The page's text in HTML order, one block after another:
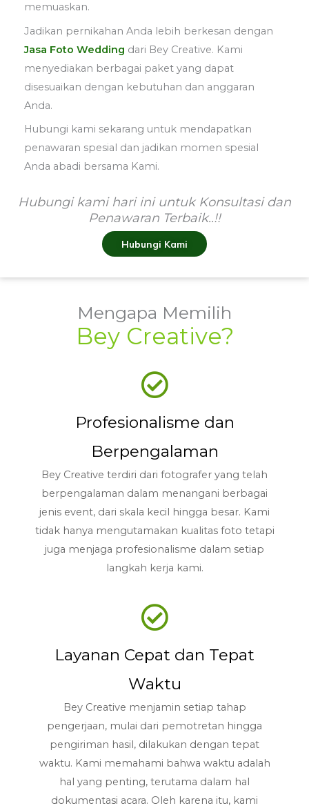
memuaskan.
Jadikan pernikahan Anda lebih berkesan dengan
Jasa Foto Wedding dari Bey Creative. Kami
menyediakan berbagai paket yang dapat
disesuaikan dengan kebutuhan dan anggaran
Anda.
Hubungi kami sekarang untuk mendapatkan
penawaran spesial dan jadikan momen spesial
Anda abadi bersama Kami.
Hubungi kami hari ini untuk Konsultasi dan
Penawaran Terbaik..!!
Hubungi Kami
Mengapa Memilih
Bey Creative?
Profesionalisme dan
Berpengalaman
Bey Creative terdiri dari fotografer yang telah
berpengalaman dalam menangani berbagai
jenis event, dari skala kecil hingga besar. Kami
tidak hanya mengutamakan kualitas foto tetapi
juga menjaga profesionalisme dalam setiap
langkah kerja kami.
Layanan Cepat dan Tepat
Waktu
Bey Creative menjamin setiap tahap
pengerjaan, mulai dari pemotretan hingga
pengiriman hasil, dilakukan dengan tepat
waktu. Kami memahami bahwa waktu adalah
hal yang penting, terutama dalam hal
dokumentasi acara. Oleh karena itu, kami